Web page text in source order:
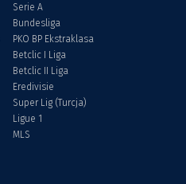
Serie A
Bundesliga
PKO BP Ekstraklasa
Betclic I Liga
Betclic II Liga
Eredivisie
Super Lig (Turcja)
Ligue 1
MLS